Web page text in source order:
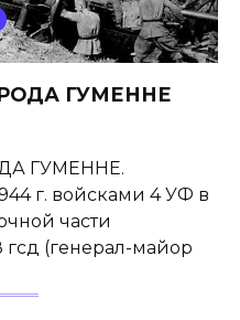
ГУМЕННЕ
ГУМЕННЕ.
г. войсками 4 УФ в
части
гсд (генерал-майор